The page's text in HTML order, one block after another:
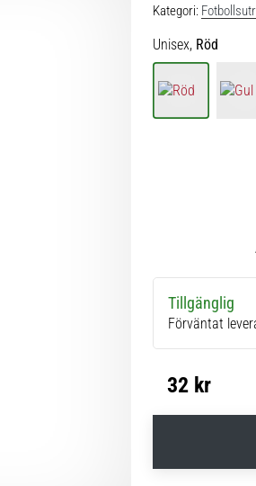
Kategori:
Unisex, Röd
Tillgänglig
Förväntat
32 kr